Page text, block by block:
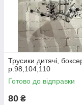
Трусики дитячі,
р.98,104,110
Готово до відправки
80 ₴